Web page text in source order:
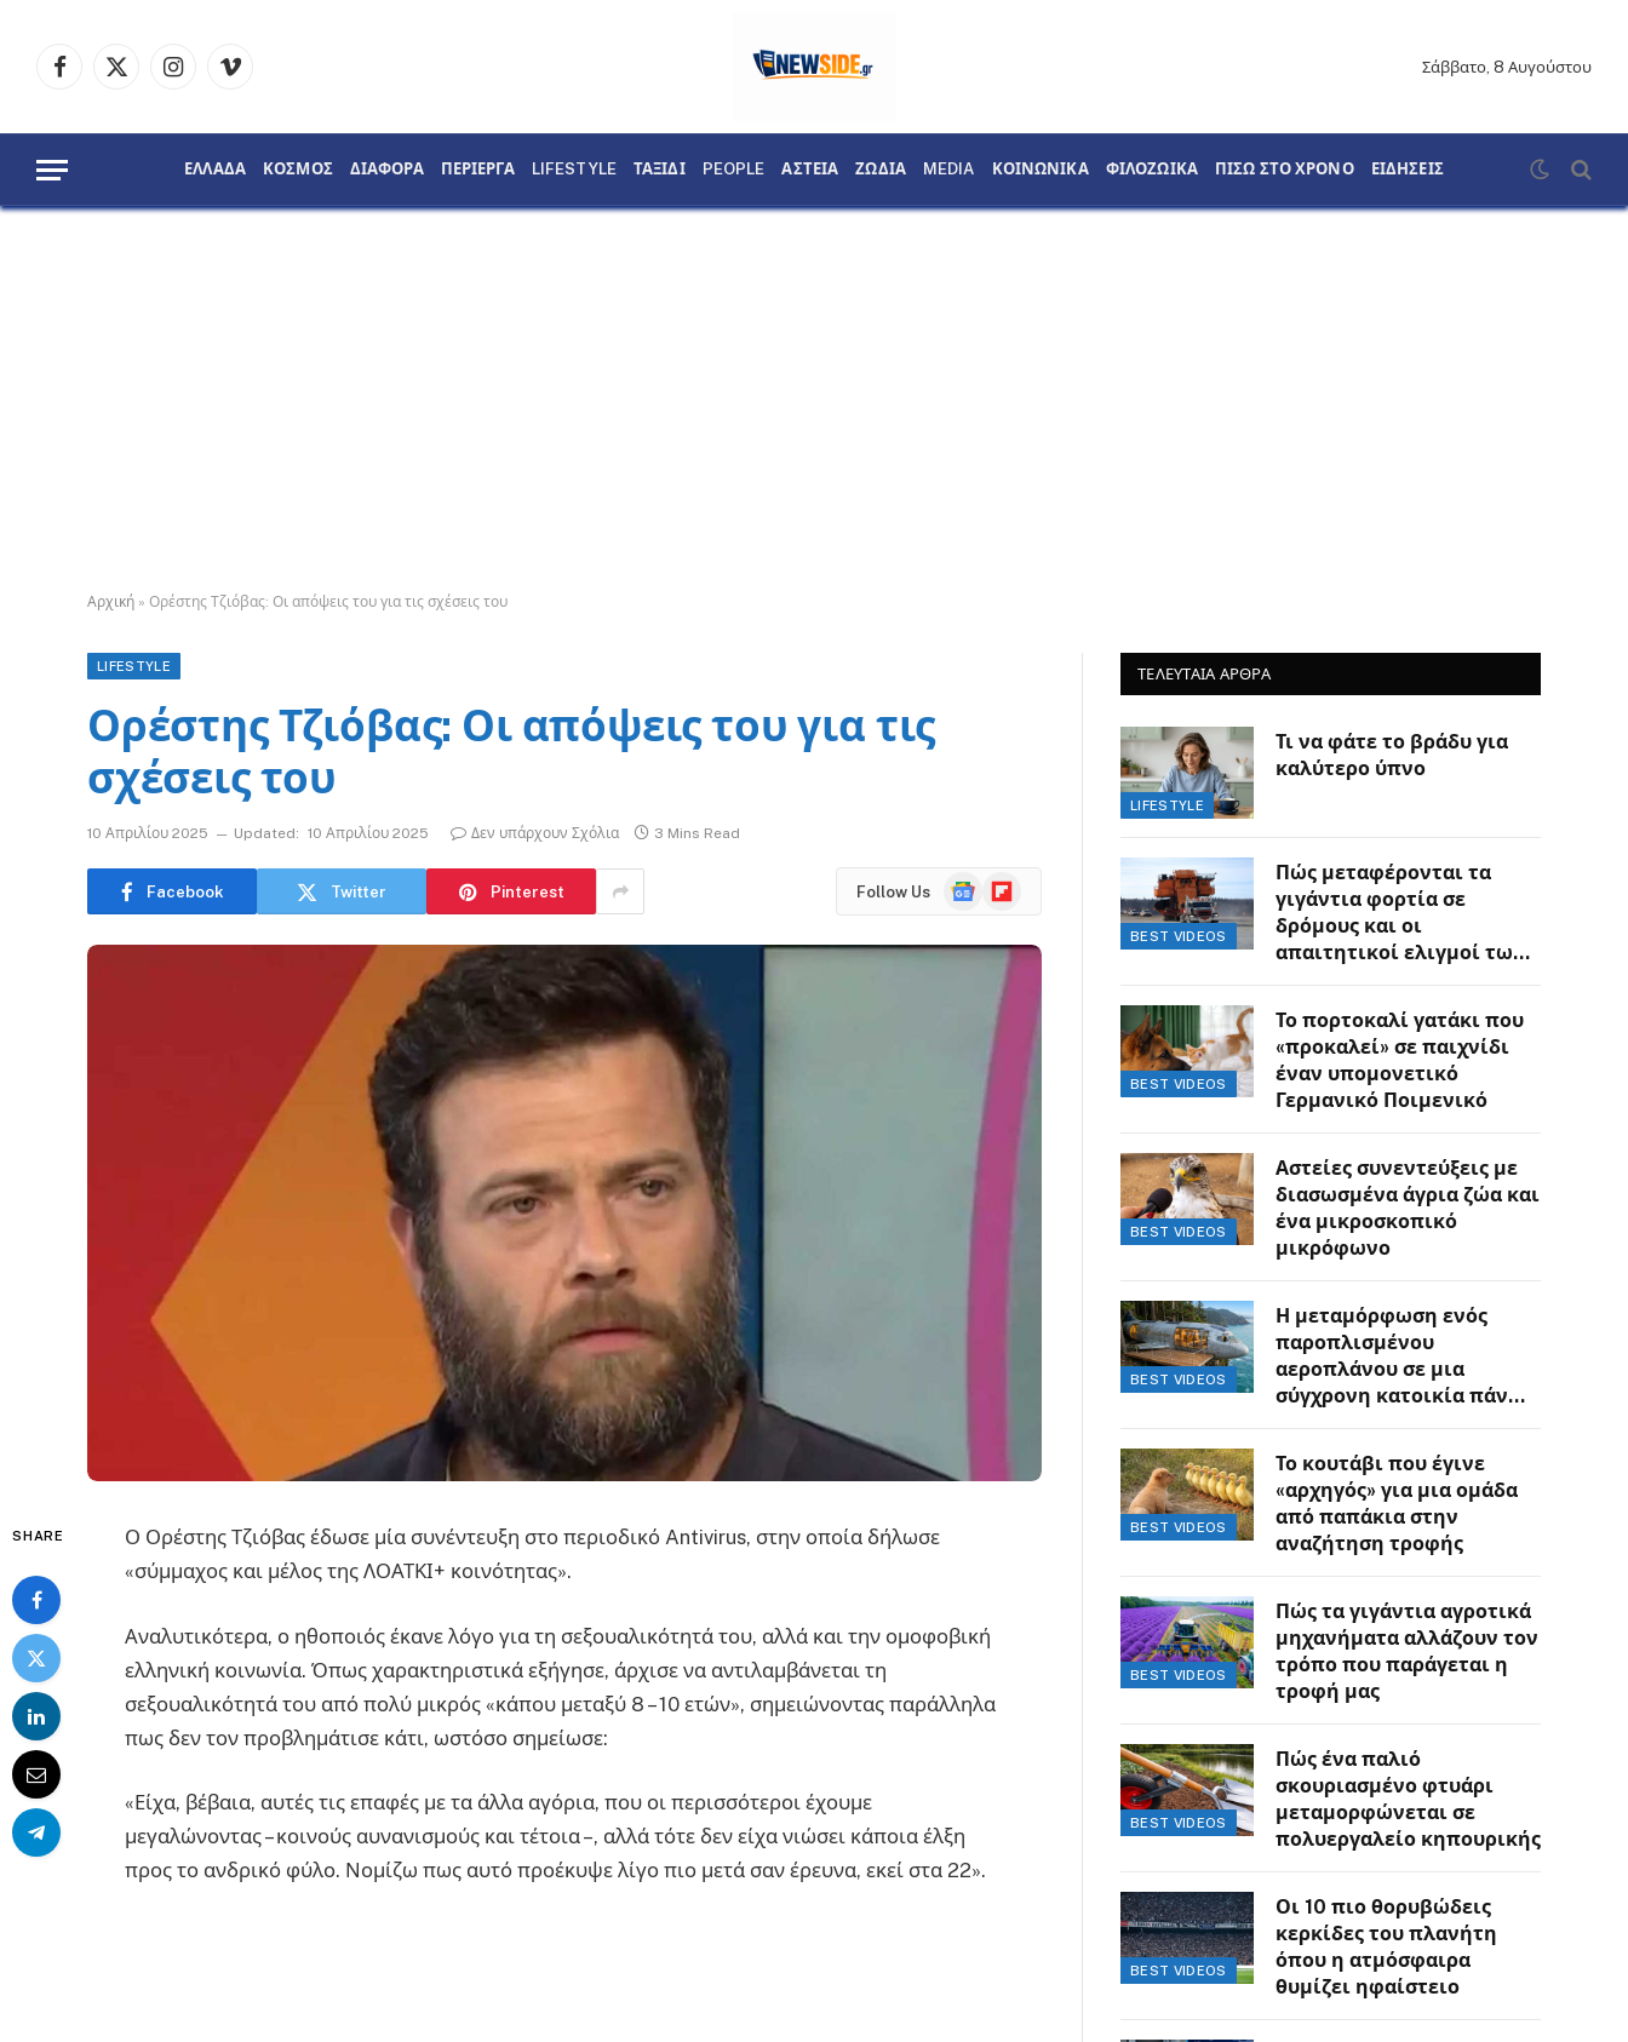
Facebook
X
InstagramVimeo
Σάββατο, 8 Αυγούστου
ΕΛΛΑΔΑ ΚΟΣΜΟΣ ΔΙΑΦΟΡΑ ΠΕΡΙΕΡΓΑ LIFESTYLE ΤΑΞΙΔΙ PEOPLE ΑΣΤΕΙΑ ΖΩΔΙΑ MEDIA ΚΟΙΝΩΝΙΚΑ ΦΙΛΟΖΩΙΚΑ ΠΙΣΩ ΣΤΟ ΧΡΟΝΟ ΕΙΔΗΣΕΙΣ
Αρχική » Ορέστης Τζιόβας: Οι απόψεις του για τις σχέσεις του
LIFESTYLE
Ορέστης Τζιόβας: Οι απόψεις του για τις
σχέσεις του
10 Απριλίου 2025 Updated: 10 Απριλίου 2025 Δεν υπάρχουν Σχόλια 3 Mins Read
Facebook Twitter Pinterest Follow Us
GoogleFlipboard
SHARE
Ο Ορέστης Τζιόβας έδωσε μία συνέντευξη στο περιοδικό Antivirus, στην οποία δήλωσε
«σύμμαχος και μέλος της ΛΟΑΤΚΙ+ κοινότητας».
Αναλυτικότερα, ο ηθοποιός έκανε λόγο για τη σεξουαλικότητά του, αλλά και την ομοφοβική
ελληνική κοινωνία. Όπως χαρακτηριστικά εξήγησε, άρχισε να αντιλαμβάνεται τη
σεξουαλικότητά του από πολύ μικρός «κάπου μεταξύ 8 – 10 ετών», σημειώνοντας παράλληλα
πως δεν τον προβλημάτισε κάτι, ωστόσο σημείωσε:
«Είχα, βέβαια, αυτές τις επαφές με τα άλλα αγόρια, που οι περισσότεροι έχουμε
μεγαλώνοντας – κοινούς αυνανισμούς και τέτοια –, αλλά τότε δεν είχα νιώσει κάποια έλξη
προς το ανδρικό φύλο. Νομίζω πως αυτό προέκυψε λίγο πιο μετά σαν έρευνα, εκεί στα 22».
ΤΕΛΕΥΤΑΙΑ ΑΡΘΡΑ
LIFESTYLE
Τι να φάτε το βράδυ για
καλύτερο ύπνο
BEST VIDEOS
Πώς μεταφέρονται τα
γιγάντια φορτία σε
δρόμους και οι
απαιτητικοί ελιγμοί των
BEST VIDEOS
Το πορτοκαλί γατάκι που
«προκαλεί» σε παιχνίδι
έναν υπομονετικό
Γερμανικό Ποιμενικό
BEST VIDEOS
Αστείες συνεντεύξεις με
διασωσμένα άγρια ζώα και
ένα μικροσκοπικό
μικρόφωνο
BEST VIDEOS
Η μεταμόρφωση ενός
παροπλισμένου
αεροπλάνου σε μια
σύγχρονη κατοικία πάνω
BEST VIDEOS
Το κουτάβι που έγινε
«αρχηγός» για μια ομάδα
από παπάκια στην
αναζήτηση τροφής
BEST VIDEOS
Πώς τα γιγάντια αγροτικά
μηχανήματα αλλάζουν τον
τρόπο που παράγεται η
τροφή μας
BEST VIDEOS
Πώς ένα παλιό
σκουριασμένο φτυάρι
μεταμορφώνεται σε
πολυεργαλείο κηπουρικής
BEST VIDEOS
Οι 10 πιο θορυβώδεις
κερκίδες του πλανήτη
όπου η ατμόσφαιρα
θυμίζει ηφαίστειο